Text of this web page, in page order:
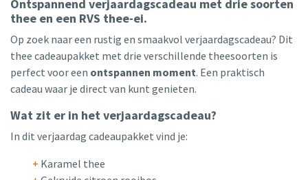
Ontspannend verjaardagscadeau met drie soorten
thee en een RVS thee-ei.
Op zoek naar een rustig en smaakvol verjaardagscadeau? Dit
thee cadeaupakket met drie verschillende theesoorten is
perfect voor een ontspannen moment. Een praktisch
cadeau waar je direct van kunt genieten.
Wat zit er in het verjaardagscadeau?
In dit verjaardag cadeaupakket vind je:
+ Karamel thee